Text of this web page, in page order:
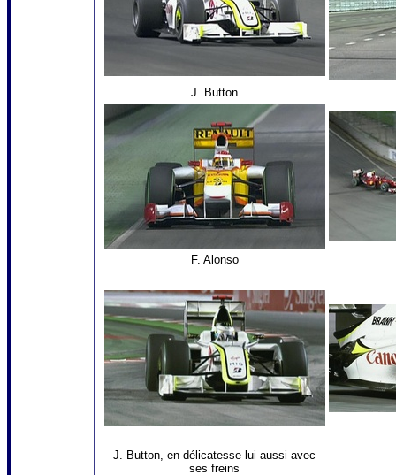
J. Button
F. Alonso
J. Button, en délicatesse lui aussi avec
ses freins